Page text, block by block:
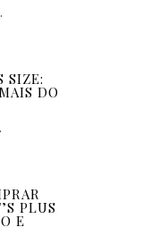
SIZE:
DO
PLUS
E